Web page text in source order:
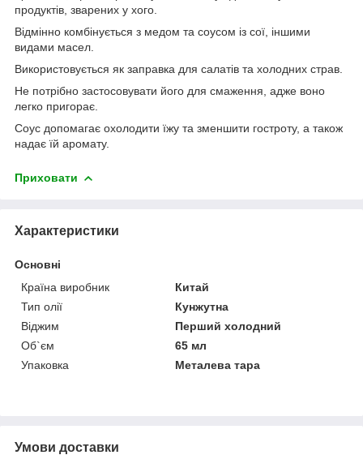
продуктів, зварених у хого.
Відмінно комбінується з медом та соусом із сої, іншими
видами масел.
Використовується як заправка для салатів та холодних страв.
Не потрібно застосовувати його для смаження, адже воно
легко пригорає.
Соус допомагає охолодити їжу та зменшити гостроту, а також
надає їй аромату.
Приховати
Характеристики
Основні
Країна виробник
Китай
Тип олії
Кунжутна
Віджим
Перший холодний
Об`єм
65 мл
Упаковка
Металева тара
Умови доставки